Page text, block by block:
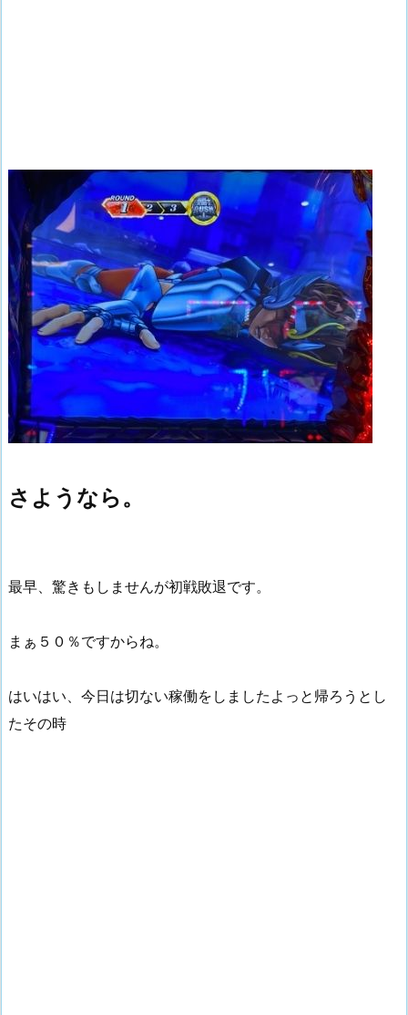
さようなら。
最早、驚きもしませんが初戦敗退です。
まぁ５０％ですからね。
はいはい、今日は切ない稼働をしましたよっと帰ろうとし
たその時